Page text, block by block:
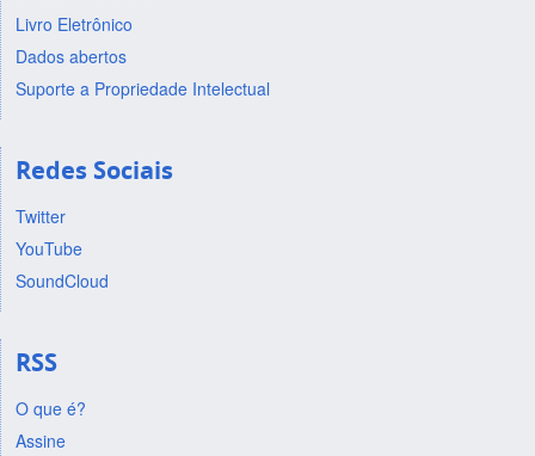
Livro Eletrônico
Dados abertos
Suporte a Propriedade Intelectual
Redes Sociais
Twitter
YouTube
SoundCloud
RSS
O que é?
Assine